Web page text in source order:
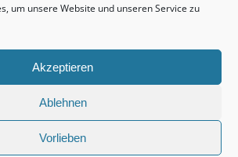
um unsere Website und unseren Service zu
Akzeptieren
Ablehnen
Vorlieben